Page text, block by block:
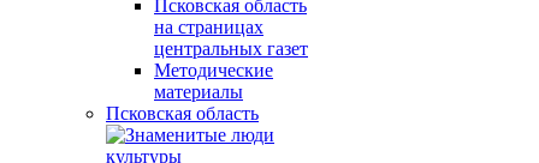
Псковская область
на страницах
центральных газет
Методические
материалы
Псковская область